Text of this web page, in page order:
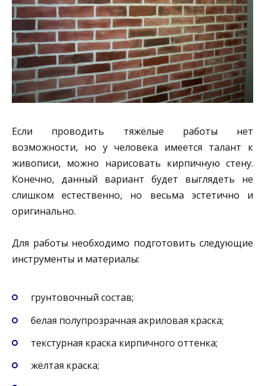
Если проводить тяжёлые работы нет
возможности, но у человека имеется талант к
живописи, можно нарисовать кирпичную стену.
Конечно, данный вариант будет выглядеть не
слишком естественно, но весьма эстетично и
оригинально.
Для работы необходимо подготовить следующие
инструменты и материалы:
грунтовочный состав;
белая полупрозрачная акриловая краска;
текстурная краска кирпичного оттенка;
жёлтая краска;